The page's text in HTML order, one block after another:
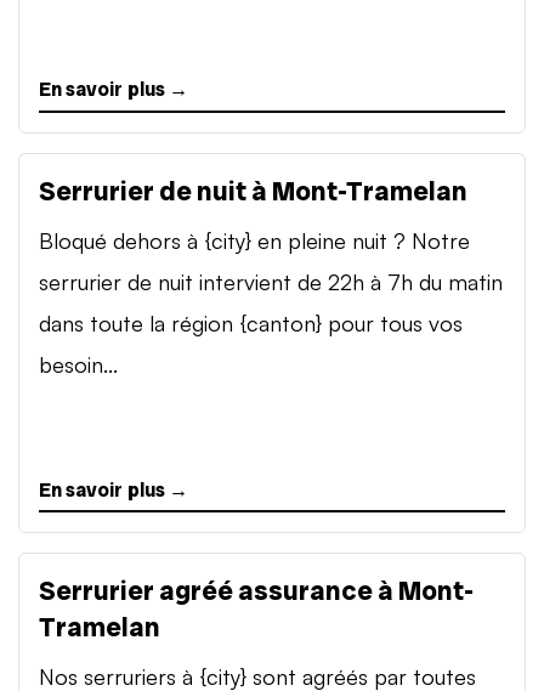
En savoir plus →
Serrurier de nuit à Mont-Tramelan
Bloqué dehors à {city} en pleine nuit ? Notre
serrurier de nuit intervient de 22h à 7h du matin
dans toute la région {canton} pour tous vos
besoin...
En savoir plus →
Serrurier agréé assurance à Mont-
Tramelan
Nos serruriers à {city} sont agréés par toutes